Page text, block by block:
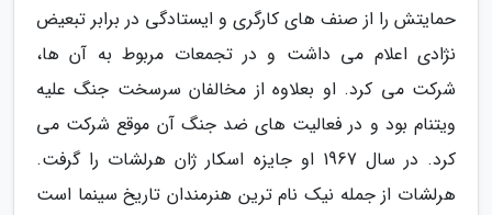
حمایتش را از صنف های کارگری و ایستادگی در برابر تبعیض
نژادی اعلام می داشت و در تجمعات مربوط به آن ها،
شرکت می کرد. او بعلاوه از مخالفان سرسخت جنگ علیه
ویتنام بود و در فعالیت های ضد جنگ آن موقع شرکت می
کرد. در سال 1967 او جایزه اسکار ژان هرلشات را گرفت.
هرلشات از جمله نیک نام ترین هنرمندان تاریخ سینما است